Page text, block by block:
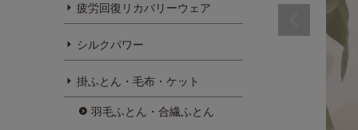
疲労回復リカバリーウェア
シルクパワー
掛ふとん・毛布・ケット
羽毛ふとん・合繊ふとん